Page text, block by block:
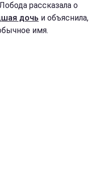
рассказала о
дочь и объяснила,
имя.